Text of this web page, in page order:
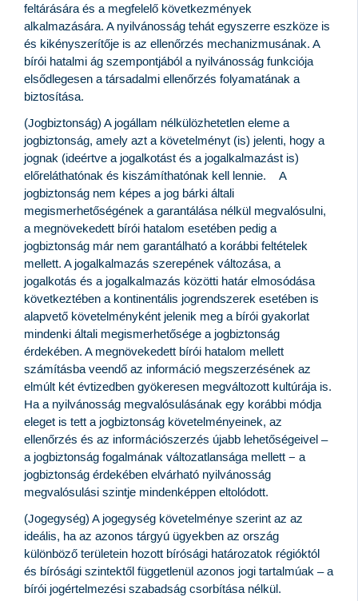
feltárására és a megfelelő következmények
alkalmazására. A nyilvánosság tehát egyszerre eszköze is
és kikényszerítője is az ellenőrzés mechanizmusának. A
bírói hatalmi ág szempontjából a nyilvánosság funkciója
elsődlegesen a társadalmi ellenőrzés folyamatának a
biztosítása.
(Jogbiztonság) A jogállam nélkülözhetetlen eleme a
jogbiztonság, amely azt a követelményt (is) jelenti, hogy a
jognak (ideértve a jogalkotást és a jogalkalmazást is)
előreláthatónak és kiszámíthatónak kell lennie. A
jogbiztonság nem képes a jog bárki általi
megismerhetőségének a garantálása nélkül megvalósulni,
a megnövekedett bírói hatalom esetében pedig a
jogbiztonság már nem garantálható a korábbi feltételek
mellett. A jogalkalmazás szerepének változása, a
jogalkotás és a jogalkalmazás közötti határ elmosódása
következtében a kontinentális jogrendszerek esetében is
alapvető követelményként jelenik meg a bírói gyakorlat
mindenki általi megismerhetősége a jogbiztonság
érdekében. A megnövekedett bírói hatalom mellett
számításba veendő az információ megszerzésének az
elmúlt két évtizedben gyökeresen megváltozott kultúrája is.
Ha a nyilvánosság megvalósulásának egy korábbi módja
eleget is tett a jogbiztonság követelményeinek, az
ellenőrzés és az információszerzés újabb lehetőségeivel –
a jogbiztonság fogalmának változatlansága mellett − a
jogbiztonság érdekében elvárható nyilvánosság
megvalósulási szintje mindenképpen eltolódott.
(Jogegység) A jogegység követelménye szerint az az
ideális, ha az azonos tárgyú ügyekben az ország
különböző területein hozott bírósági határozatok régióktól
és bírósági szintektől függetlenül azonos jogi tartalmúak – a
bírói jogértelmezési szabadság csorbítása nélkül.